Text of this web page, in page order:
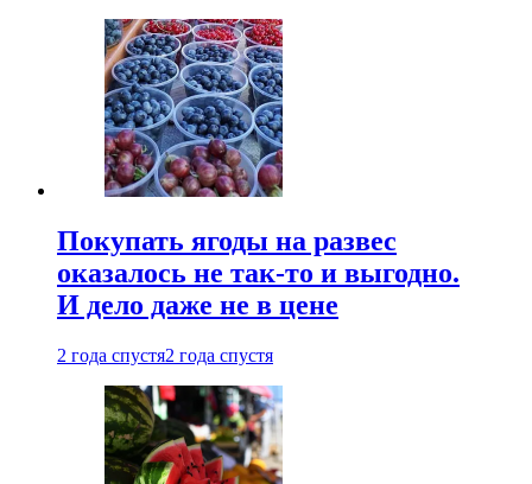
Покупать ягоды на развес
оказалось не так-то и выгодно.
И дело даже не в цене
2 года спустя2 года спустя